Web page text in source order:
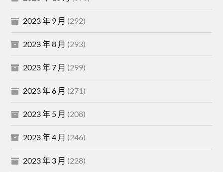
2023 年 9 月 (292)
2023 年 8 月 (293)
2023 年 7 月 (299)
2023 年 6 月 (271)
2023 年 5 月 (208)
2023 年 4 月 (246)
2023 年 3 月 (228)